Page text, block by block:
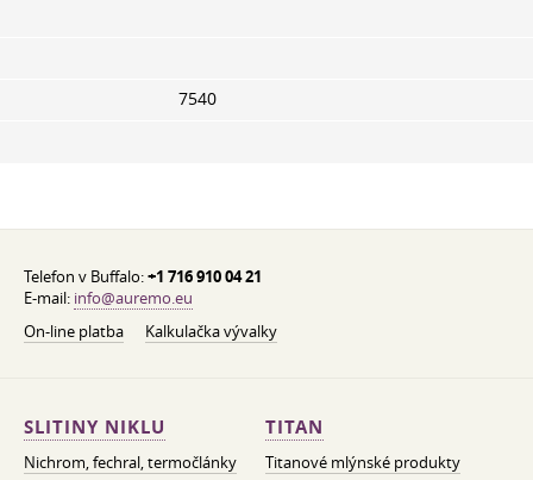
7540
Telefon v Buffalo:+1 716 910 04 21
E-mail: info@auremo.eu
On-line platba
Kalkulačka vývalky
SLITINY NIKLU
Nichrom, fechral, termočlánky
TITAN
Titanové mlýnské produkty